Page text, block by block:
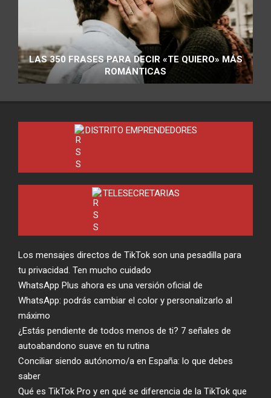
LAS 350 FRASES PARA DECIR «TE QUIERO» MÁS
ROMÁNTICAS
DISTRITO EMPRENDEDORES
TELESECRETARIAS
Los mensajes directos de TikTok son una pesadilla para
tu privacidad. Ten mucho cuidado
WhatsApp Plus ahora es una versión oficial de
WhatsApp: podrás cambiar el color y personalizarlo al
máximo
¿Estás pendiente de todos menos de ti? 7 señales de
autoabandono suave en tu rutina
Conciliar siendo autónomo/a en España: lo que debes
saber
Qué es TikTok Pro y en qué se diferencia de la TikTok que